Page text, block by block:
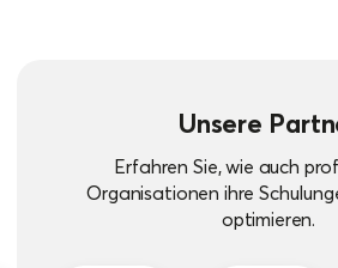
Unsere
Erfahren Sie, wie auch
Organisationen ihre
optimieren.